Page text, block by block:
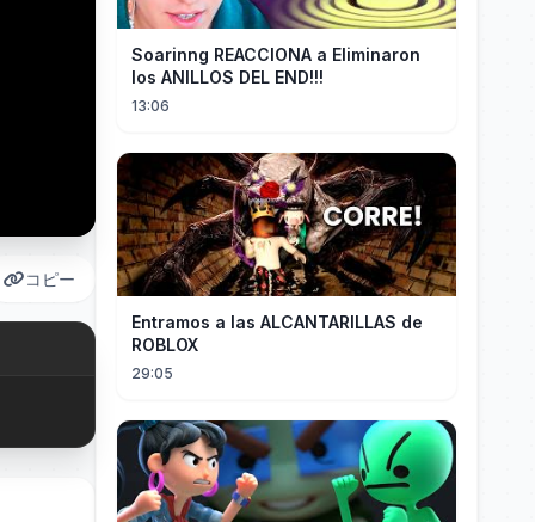
コピー
Soarinng REACCIONA a Eliminaron
los ANILLOS DEL END!!!
13:06
Entramos a las ALCANTARILLAS de
ROBLOX
29:05